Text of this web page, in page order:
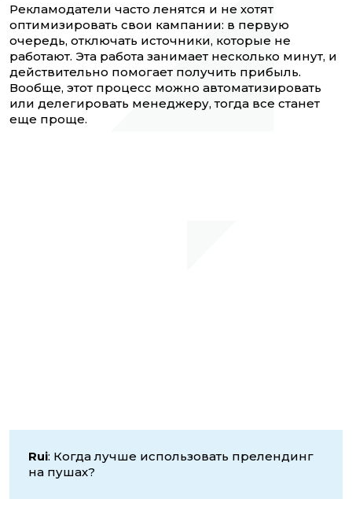
Рекламодатели часто ленятся и не хотят
оптимизировать свои кампании: в первую
очередь, отключать источники, которые не
работают. Эта работа занимает несколько минут, и
действительно помогает получить прибыль.
Вообще, этот процесс можно автоматизировать
или делегировать менеджеру, тогда все станет
еще проще.
Rui: Когда лучше использовать прелендинг
на пушах?